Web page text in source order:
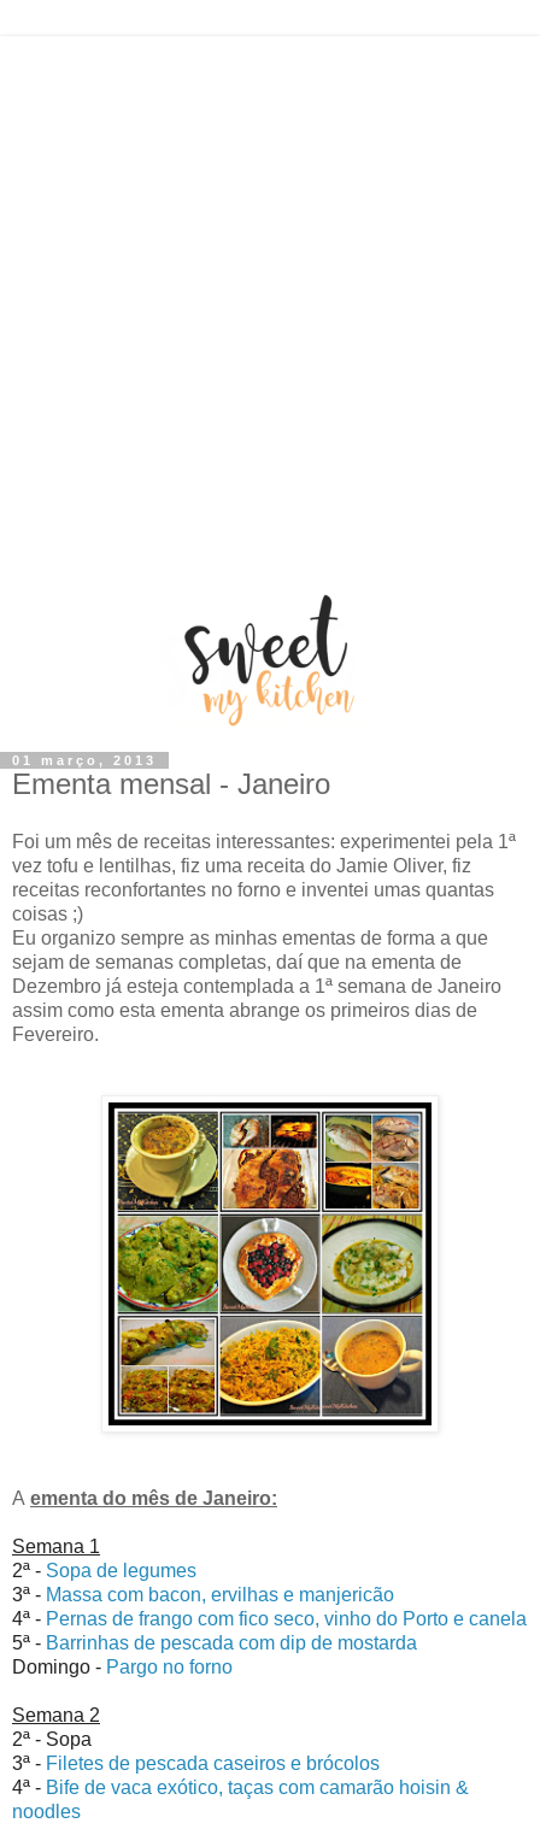
01 março, 2013
Ementa mensal - Janeiro
Foi um mês de receitas interessantes: experimentei pela 1ª
vez tofu e lentilhas, fiz uma receita do Jamie Oliver, fiz
receitas reconfortantes no forno e inventei umas quantas
coisas ;)
Eu organizo sempre as minhas ementas de forma a que
sejam de semanas completas, daí que na ementa de
Dezembro já esteja contemplada a 1ª semana de Janeiro
assim como esta ementa abrange os primeiros dias de
Fevereiro.
A ementa do mês de Janeiro:
Semana 1
2ª - Sopa de legumes
3ª - Massa com bacon, ervilhas e manjericão
4ª - Pernas de frango com fico seco, vinho do Porto e canela
5ª - Barrinhas de pescada com dip de mostarda
Domingo - Pargo no forno
Semana 2
2ª - Sopa
3ª - Filetes de pescada caseiros e brócolos
4ª - Bife de vaca exótico, taças com camarão hoisin &
noodles